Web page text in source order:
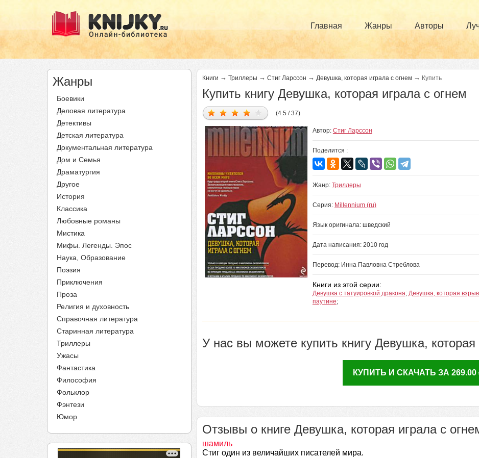
Главная Жанры Авторы
Жанры
Боевики
Деловая литература
Детективы
Детская литература
Документальная литература
Дом и Семья
Драматургия
Другое
История
Классика
Любовные романы
Мистика
Мифы. Легенды. Эпос
Наука, Образование
Поэзия
Приключения
Проза
Религия и духовность
Справочная литература
Старинная литература
Триллеры
Ужасы
Фантастика
Философия
Фольклор
Фэнтези
Юмор
Книги → Триллеры → Стиг Ларссон → Девушка, которая играла с огнем → Купить
Купить книгу Девушка, которая играла с огнем
(4.5 / 37)
Автор: Стиг Ларссон
Поделится :
Жанр: Триллеры
Серия: Millennium (ru)
Язык оригинала: шведский
Дата написания: 2010 год
Перевод: Инна Павловна Стреблова
Книги из этой серии:
Девушка с татуировкой дракона; Девушка, которая
паутине;
У нас вы можете купить книгу Девушка, которая
КУПИТЬ И СКАЧАТЬ ЗА 269.00
Отзывы о книге Девушка, которая играла с
шамиль
Стиг один из величайших писателей мира.